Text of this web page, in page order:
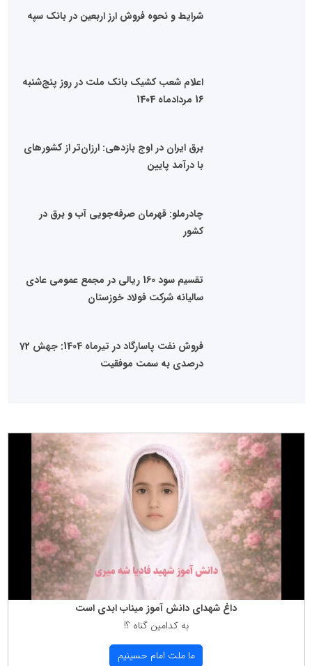
شرایط و نحوه فروش ارز اربعین در بانک سپه
اعلام شعب کشیک بانک ملت در روز پنج‌شنبه
16 مردادماه 1404
برق ایران در اوج بازدهی: ارزان‌تر از کشورهای
با درآمد پایین
چادرملو: قهرمان صرفه‌جویی آب و برق در
کشور
تقسیم سود 160 ریالی در مجمع عمومی عادی
سالیانه شرکت فولاد خوزستان
فروش نفت پاسارگاد در تیرماه 1404: جهش 72
درصدی به سمت موفقیت
داغ شهدای دانش آموز میناب ابدی است
به كدامین گناه ؟!
ما ملت امام حسینیم